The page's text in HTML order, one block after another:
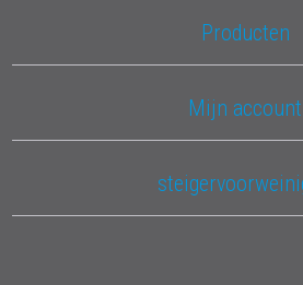
Producten
Mijn account